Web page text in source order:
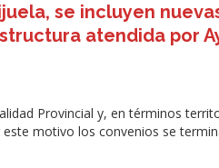
se incluyen
atendida por
Provincial y, en términos
motivo los convenios se